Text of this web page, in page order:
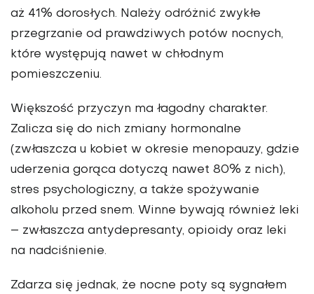
aż 41% dorosłych. Należy odróżnić zwykłe
przegrzanie od prawdziwych potów nocnych,
które występują nawet w chłodnym
pomieszczeniu.
Większość przyczyn ma łagodny charakter.
Zalicza się do nich zmiany hormonalne
(zwłaszcza u kobiet w okresie menopauzy, gdzie
uderzenia gorąca dotyczą nawet 80% z nich),
stres psychologiczny, a także spożywanie
alkoholu przed snem. Winne bywają również leki
– zwłaszcza antydepresanty, opioidy oraz leki
na nadciśnienie.
Zdarza się jednak, że nocne poty są sygnałem